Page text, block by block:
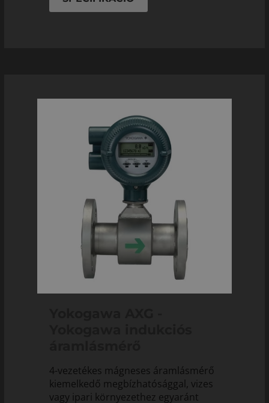
4-vezetékes mágneses áramlásmérő
kiemelkedő megbízhatósággal, vizes
vagy ipari környezethez egyaránt